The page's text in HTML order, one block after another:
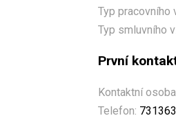
Typ pracovního
Typ smluvního
První
Kontaktní
Telefon: